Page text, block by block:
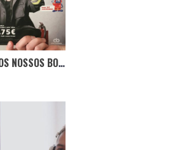
VAMOS AJUDAR OS NOSSOS BOMBEIROS